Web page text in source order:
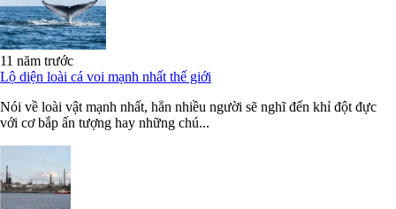
11 năm trước
Lộ diện loài cá voi mạnh nhất thế giới
Nói về loài vật mạnh nhất, hẳn nhiều người sẽ nghĩ đến khỉ đột đực
với cơ bắp ấn tượng hay những chú...